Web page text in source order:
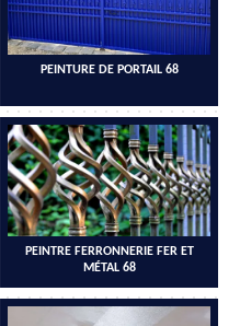
PEINTURE DE PORTAIL 68
PEINTRE FERRONNERIE FER ET
MÉTAL 68